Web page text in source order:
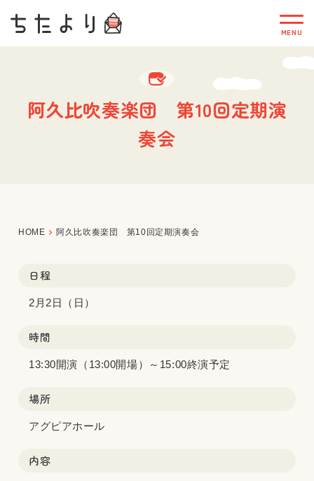
阿久比吹奏楽団 第10回定期演
奏会
HOME 阿久比吹奏楽団 第10回定期演奏会
日程
2月2日（日）
時間
13:30開演（13:00開場）～15:00終演予定
場所
アグピアホール
内容